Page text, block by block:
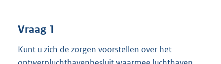
Vraag 1
Kunt u zich de zorgen voorstellen over het